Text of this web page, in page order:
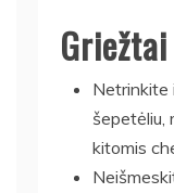
Netrinkite
šepetėliu,
kitomis